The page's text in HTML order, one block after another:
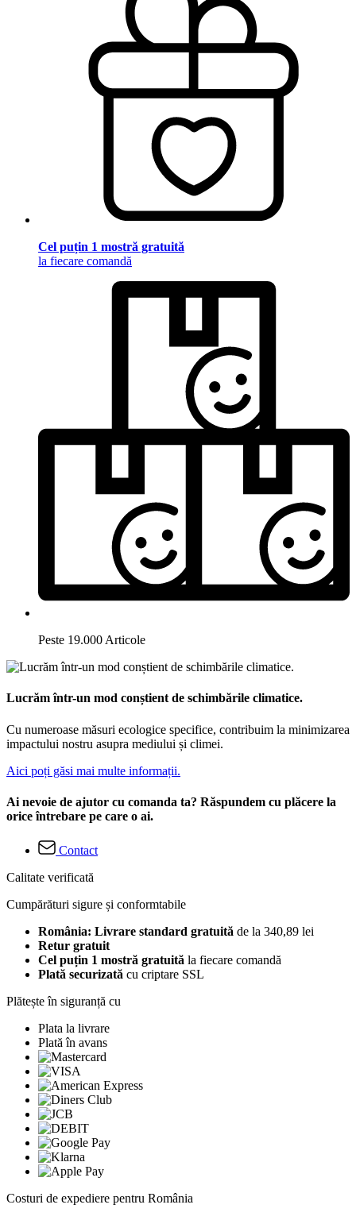
Cel puțin 1 mostră gratuită
la fiecare comandă
Peste 19.000 Articole
Lucrăm într-un mod conștient de schimbările climatice.
Cu numeroase măsuri ecologice specifice, contribuim la minimizarea
impactului nostru asupra mediului și climei.
Aici poți găsi mai multe informații.
Ai nevoie de ajutor cu comanda ta? Răspundem cu plăcere la
orice întrebare pe care o ai.
Contact
Calitate verificată
Cumpărături sigure și conformtabile
România: Livrare standard gratuită de la 340,89 lei
Retur gratuit
Cel puțin 1 mostră gratuită la fiecare comandă
Plată securizată cu criptare SSL
Plătește în siguranță cu
Plata la livrare
Plată în avans
Costuri de expediere pentru România